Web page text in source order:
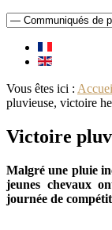
Vous êtes ici :
pluvieuse, victoire
Victoire
Malgré une pluie
jeunes chevaux
journée de